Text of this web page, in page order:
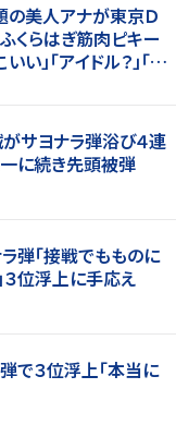
の美人アナが東京Ｄ
くらはぎ筋肉ピキー
」「アイドル？」「女
がサヨナラ弾浴び４連
に続き先頭被弾
弾「接戦でもものに
３位浮上に手応え
で３位浮上「本当に